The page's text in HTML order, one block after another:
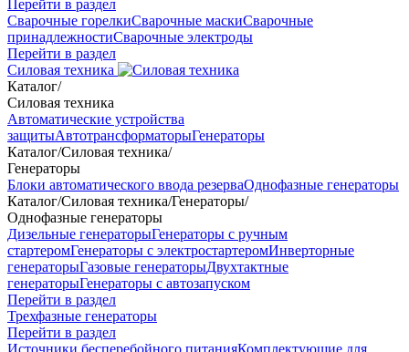
Перейти в раздел
Сварочные горелкиСварочные маскиСварочные
принадлежностиСварочные электроды
Перейти в раздел
Силовая техника
Каталог/
Силовая техника
Автоматические устройства
защитыАвтотрансформаторыГенераторы
Каталог/Силовая техника/
Генераторы
Блоки автоматического ввода резерваОднофазные генераторы
Каталог/Силовая техника/Генераторы/
Однофазные генераторы
Дизельные генераторыГенераторы с ручным
стартеромГенераторы с электростартеромИнверторные
генераторыГазовые генераторыДвухтактные
генераторыГенераторы с автозапуском
Перейти в раздел
Трехфазные генераторы
Перейти в раздел
Источники бесперебойного питанияКомплектующие для